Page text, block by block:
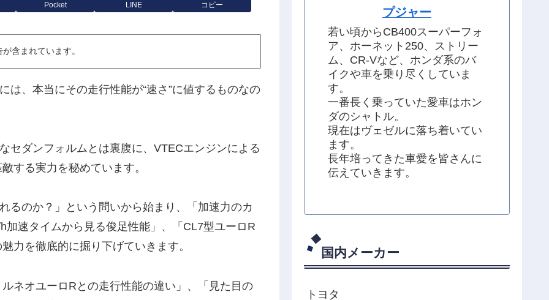
Pocket LINE コピー
含まれています。
は、本当にその走行性能が“速さ”に値するものなの
セダンフォルムとは裏腹に、VTECエンジンによる
する実力を秘めています。
るのか？」という問いから始まり、「加速力のカ
速タイムから見る俊足性能」、「CL7型ユーロR
力を徹底的に掘り下げていきます。
ネオユーロRとの走行性能の違い」、「見た目の
プジャー
若い頃からCB400スーパーフォ
ア、ホーネット250、ストリー
ム、CR-Vなど、ホンダ系のバ
イクや車を乗り尽くしていま
す。
一番長く乗っていた愛車はホン
ダのシャトル。
現在はヴェゼルに落ち着いてい
ます。
長年培ってきた車愛を皆さんに
伝えていきます。
国内メーカー
トヨタ